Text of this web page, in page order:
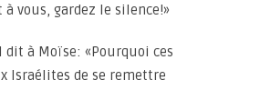
à vous, gardez le silence!»
dit à Moïse: «Pourquoi ces
Israélites de se remettre